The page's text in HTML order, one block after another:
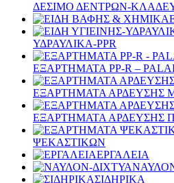
ΔΕΣΙΜΟ ΔΕΝΤΡΩΝ-
ΥΔΡΑΥΛΙΚΑ-PPR
ΕΞΑΡΤΗΜΑΤΑ PP-R –
ΕΞΑΡΤΗΜΑΤΑ ΑΡΔΕΥΣΗΣ
ΕΞΑΡΤΗΜΑΤΑ ΑΡΔΕΥΣΗΣ
ΨΕΚΑΣΤΙΚΩΝ
ΕΡΓΑΛΕΙΑ
ΣΙΔΗΡΙΚΑ